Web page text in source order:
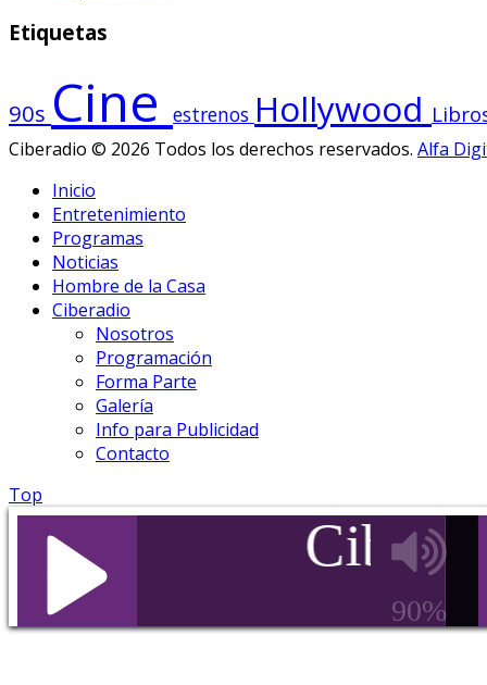
Etiquetas
90s Cine estrenos Hollywood
Ciberadio © 2026 Todos los derechos reservados. Alfa
Inicio
Entretenimiento
Programas
Noticias
Hombre de la Casa
Ciberadio
Nosotros
Programación
Forma Parte
Galería
Info para Publicidad
Contacto
Top